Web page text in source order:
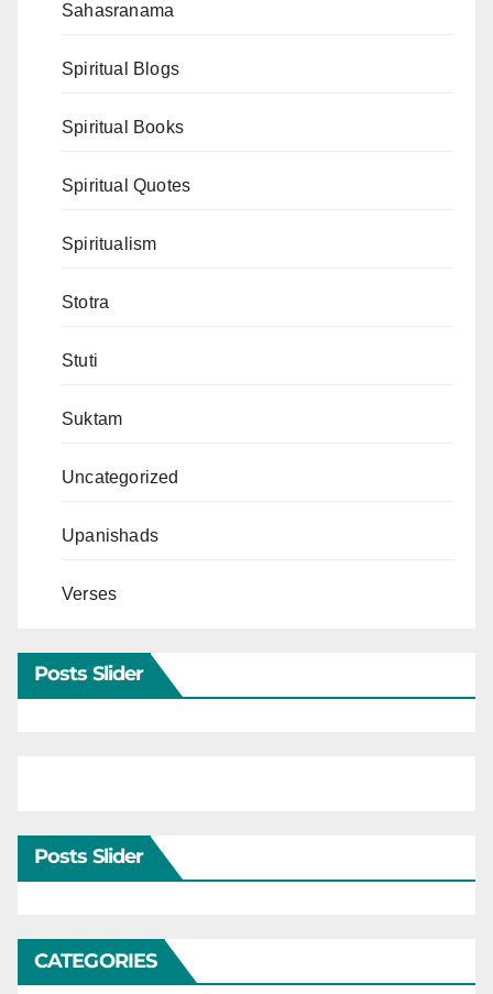
Sahasranama
Spiritual Blogs
Spiritual Books
Spiritual Quotes
Spiritualism
Stotra
Stuti
Suktam
Uncategorized
Upanishads
Verses
Posts Slider
Posts Slider
CATEGORIES